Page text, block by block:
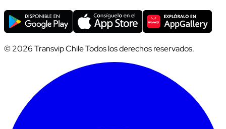
© 2026 Transvip Chile Todos los derechos reservados.